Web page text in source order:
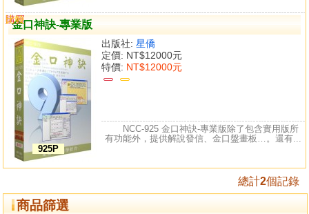
金口神訣-專業版
925P
出版社: 星僑
定價: NT$12000元
特價: NT$12000元
購買
比較
NCC-925 金口神訣-專業版除了包含實用版所
有功能外，提供解說發信、金口盤畫板…。還有...
總計2個記錄
商品篩選